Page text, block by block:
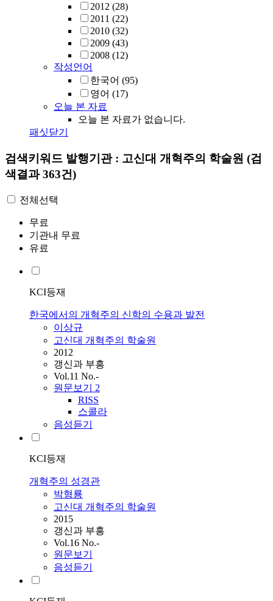
2012 (28)
2011 (22)
2010 (32)
2009 (43)
2008 (12)
작성언어
한국어 (95)
영어 (17)
오늘 본 자료
오늘 본 자료가 없습니다.
패싯닫기
검색키워드 발행기관 : 고신대 개혁주의 학술원 (검
색결과 363건)
전체선택
무료
기관내 무료
유료
KCI등재
한국에서의 개혁주의 신학의 수용과 발전
이상규
고신대 개혁주의 학술원
2012
갱신과 부흥
Vol.11 No.-
원문보기 2
RISS
스콜라
음성듣기
KCI등재
개혁주의 성경관
박형룡
고신대 개혁주의 학술원
2015
갱신과 부흥
Vol.16 No.-
원문보기
음성듣기